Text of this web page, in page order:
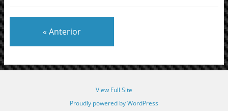
« Anterior
View Full Site
Proudly powered by WordPress